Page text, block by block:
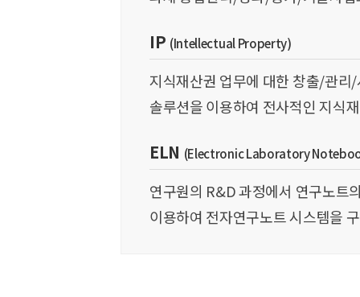
IP (Intellectual Property)
지식재산권 업무에 대한 창출/관리
솔루션을 이용하여 전사적인 지식
ELN (Electronic Laboratory
연구원의 R&D 과정에서 연구노트
이용하여 전자연구노트 시스템을